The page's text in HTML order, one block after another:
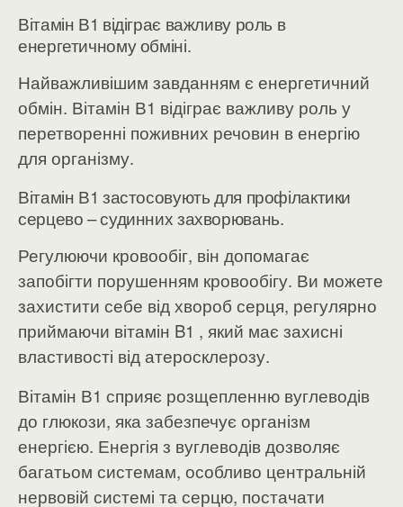
Вітамін В1 відіграє важливу роль в
енергетичному обміні.
Найважливішим завданням є енергетичний
обмін. Вітамін В1 відіграє важливу роль у
перетворенні поживних речовин в енергію
для організму.
Вітамін В1 застосовують для профілактики
серцево – судинних захворювань.
Регулюючи кровообіг, він допомагає
запобігти порушенням кровообігу. Ви можете
захистити себе від хвороб серця, регулярно
приймаючи вітамін B1 , який має захисні
властивості від атеросклерозу.
Вітамін В1 сприяє розщепленню вуглеводів
до глюкози, яка забезпечує організм
енергією. Енергія з вуглеводів дозволяє
багатьом системам, особливо центральній
нервовій системі та серцю, постачати